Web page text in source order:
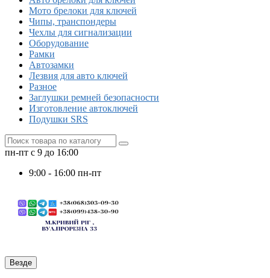
Мото брелоки для ключей
Чипы, транспондеры
Чехлы для сигнализации
Оборудование
Рамки
Автозамки
Лезвия для авто ключей
Разное
Заглушки ремней безопасности
Изготовление автоключей
Подушки SRS
пн-пт с 9 до 16:00
9:00 - 16:00 пн-пт
Везде